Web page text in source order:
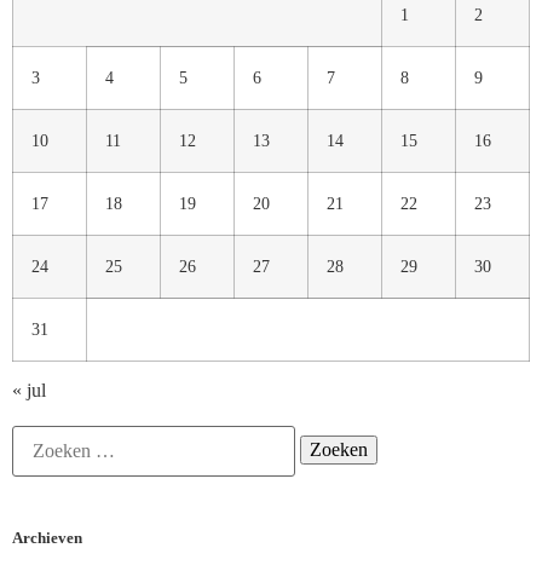
1 2
3 4 5 6 7 8 9
10 11 12 13 14 15 16
17 18 19 20 21 22 23
24 25 26 27 28 29 30
31
« jul
Archieven